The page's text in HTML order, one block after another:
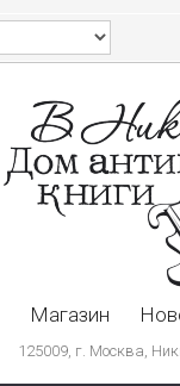
Магазин
125009, г. Москва,